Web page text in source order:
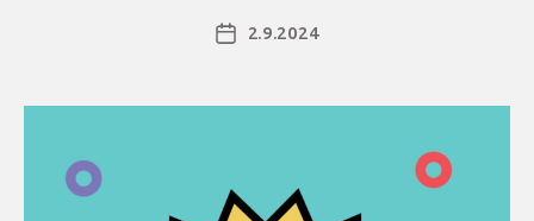
Julkaisupäivämäärä
2.9.2024